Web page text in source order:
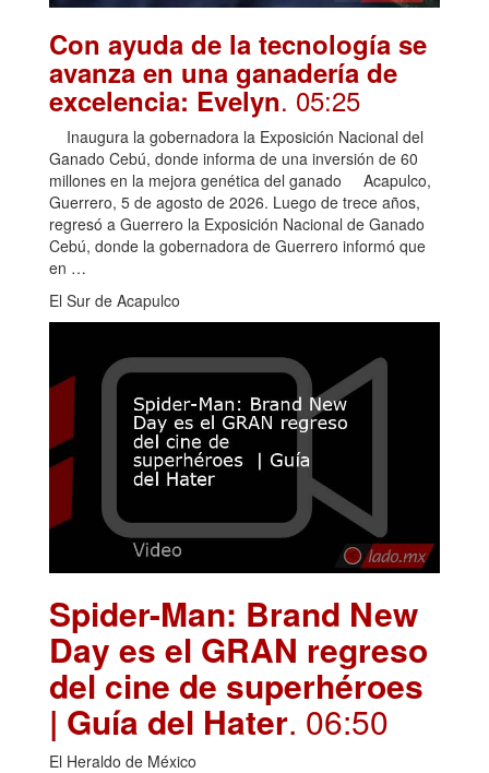
Con ayuda de la tecnología se
avanza en una ganadería de
excelencia: Evelyn. 05:25
Inaugura la gobernadora la Exposición Nacional del
Ganado Cebú, donde informa de una inversión de 60
millones en la mejora genética del ganado Acapulco,
Guerrero, 5 de agosto de 2026. Luego de trece años,
regresó a Guerrero la Exposición Nacional de Ganado
Cebú, donde la gobernadora de Guerrero informó que
en …
El Sur de Acapulco
Spider-Man: Brand New
Day es el GRAN regreso
del cine de superhéroes
| Guía del Hater. 06:50
El Heraldo de México